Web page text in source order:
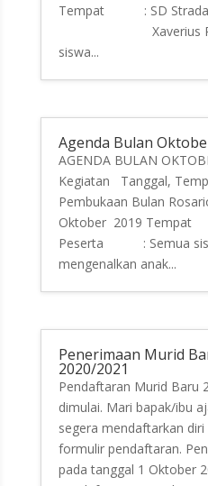
Tempat : SD Strada
Xaverius
siswa...
Agenda Bulan
AGENDA BULAN
Kegiatan Tanggal,
Pembukaan Bulan
Oktober 2019
Peserta : Semua
mengenalkan anak...
Penerimaan Murid
2020/2021
Pendaftaran Murid Baru
dimulai. Mari bapak/ibu
segera mendaftarkan
formulir pendaftaran.
pada tanggal 1 Oktober